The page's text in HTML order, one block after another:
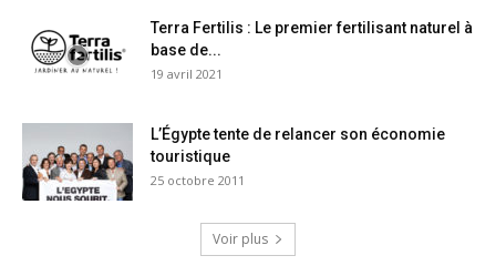
Terra Fertilis : Le premier fertilisant naturel à
base de...
19 avril 2021
L’Égypte tente de relancer son économie
touristique
25 octobre 2011
Voir plus